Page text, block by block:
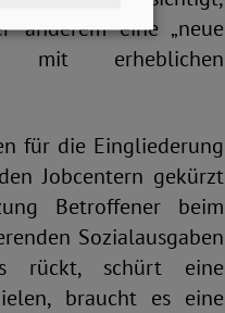
anderem eine „neue
mit erheblichen
für die Eingliederung
Jobcentern gekürzt
Betroffener beim
Sozialausgaben
rückt, schürt eine
braucht es eine